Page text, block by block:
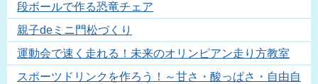
段ボールで作る恐竜チェア
親子deミニ門松づくり
運動会で速く走れる！未来のオリンピアン走り方教室
スポーツドリンクを作ろう！～甘さ・酸っぱさ・自由自